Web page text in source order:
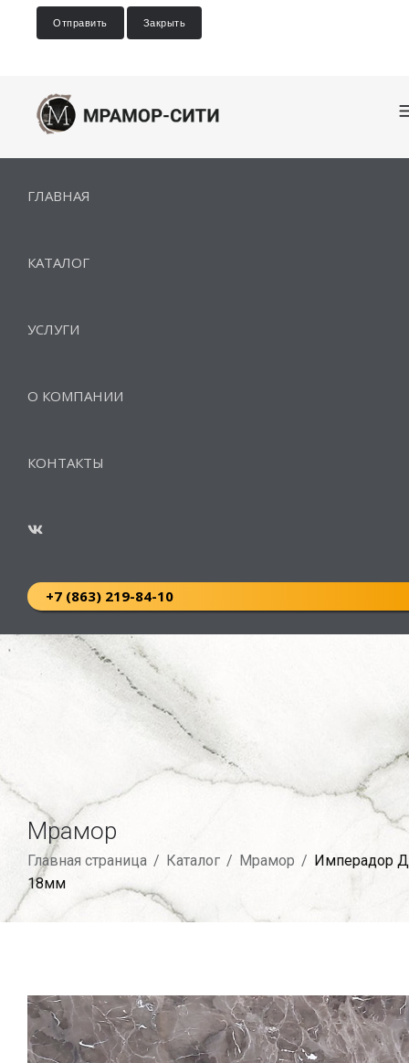
Отправить Закрыть
ГЛАВНАЯ
КАТАЛОГ
УСЛУГИ
О КОМПАНИИ
КОНТАКТЫ
+7 (863) 219-84-10
Мрамор
Главная страница / Каталог / Мрамор / Имперадор
18мм